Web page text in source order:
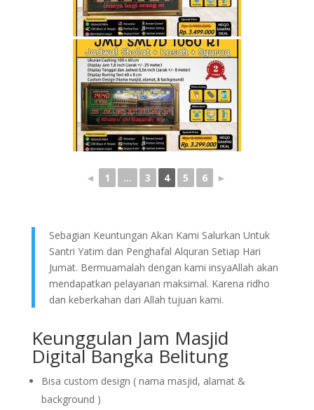
◄ 1 ... 3 4 5 6 ►
Sebagian Keuntungan Akan Kami Salurkan Untuk
Santri Yatim dan Penghafal Alquran Setiap Hari
Jumat. Bermuamalah dengan kami insyaAllah akan
mendapatkan pelayanan maksimal. Karena ridho
dan keberkahan dari Allah tujuan kami.
Keunggulan Jam Masjid
Digital Bangka Belitung
Bisa custom design ( nama masjid, alamat &
background )